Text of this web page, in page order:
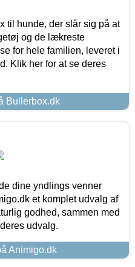
til hunde, der slår sig på at
og de lækreste
for hele familien, leveret i
Klik her for at se deres
Bullerbox.dk
dine yndlings venner
et komplet udvalg af
godhed, sammen med
udvalg.
Animigo.dk